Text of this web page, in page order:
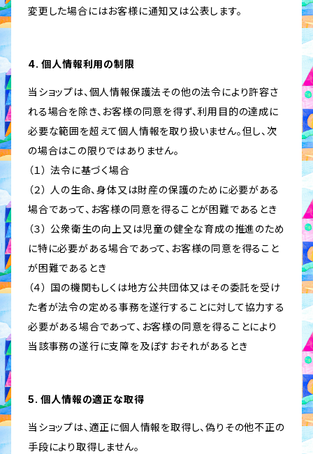
変更した場合にはお客様に通知又は公表します。
4. 個人情報利用の制限
当ショップは、個人情報保護法その他の法令により許容さ
れる場合を除き、お客様の同意を得ず、利用目的の達成に
必要な範囲を超えて個人情報を取り扱いません。但し、次
の場合はこの限りではありません。
（１） 法令に基づく場合
（２） 人の生命、身体又は財産の保護のために必要がある
場合であって、お客様の同意を得ることが困難であるとき
（３） 公衆衛生の向上又は児童の健全な育成の推進のため
に特に必要がある場合であって、お客様の同意を得ること
が困難であるとき
（４） 国の機関もしくは地方公共団体又はその委託を受け
た者が法令の定める事務を遂行することに対して協力する
必要がある場合であって、お客様の同意を得ることにより
当該事務の遂行に支障を及ぼすおそれがあるとき
5. 個人情報の適正な取得
当ショップは、適正に個人情報を取得し、偽りその他不正の
手段により取得しません。